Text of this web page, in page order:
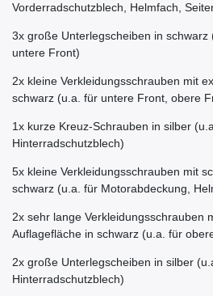
Vorderradschutzblech, Helmfach,
3x große Unterlegscheiben in schwarz
untere Front)
2x kleine Verkleidungsschrauben mit
schwarz (u.a. für untere Front, obere
1x kurze Kreuz-Schrauben in silber
Hinterradschutzblech)
5x kleine Verkleidungsschrauben mit
schwarz (u.a. für Motorabdeckung,
2x sehr lange Verkleidungsschrauben
Auflagefläche in schwarz (u.a. für
2x große Unterlegscheiben in silber
Hinterradschutzblech)